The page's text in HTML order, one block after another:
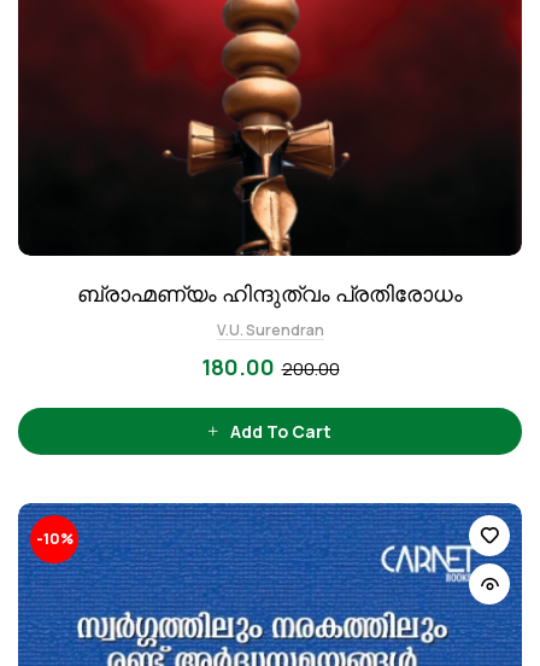
ബ്രാഹ്മണ്യം ഹിന്ദുത്വം പ്രതിരോധം
V.U. Surendran
200.00
180.00
Add To Cart
-10%